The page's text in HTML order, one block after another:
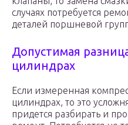
случаях потребуется
деталей поршневой
Допустимая
цилиндрах
Если измеренная
цилиндрах, то это
придется разбирать и